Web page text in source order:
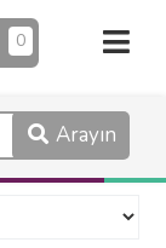
0
Arayın